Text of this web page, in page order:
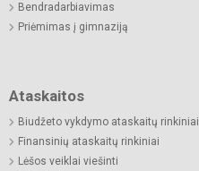
Bendradarbiavimas
Priėmimas į gimnaziją
Ataskaitos
Biudžeto vykdymo ataskaitų rinkiniai
Finansinių ataskaitų rinkiniai
Lėšos veiklai viešinti